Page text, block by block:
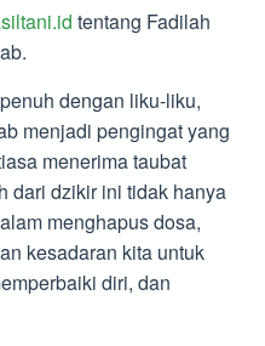
tentang Fadilah
dengan liku-liku,
menjadi pengingat yang
menerima taubat
dari dzikir ini tidak hanya
menghapus dosa,
kesadaran kita untuk
diri, dan